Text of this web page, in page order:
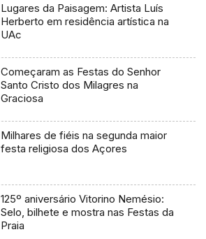
Lugares da Paisagem: Artista Luís
Herberto em residência artística na
UAc
Começaram as Festas do Senhor
Santo Cristo dos Milagres na
Graciosa
Milhares de fiéis na segunda maior
festa religiosa dos Açores
125º aniversário Vitorino Nemésio:
Selo, bilhete e mostra nas Festas da
Praia